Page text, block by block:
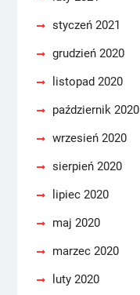
styczeń 2021
grudzień 2020
listopad 2020
październik 2020
wrzesień 2020
sierpień 2020
lipiec 2020
maj 2020
marzec 2020
luty 2020